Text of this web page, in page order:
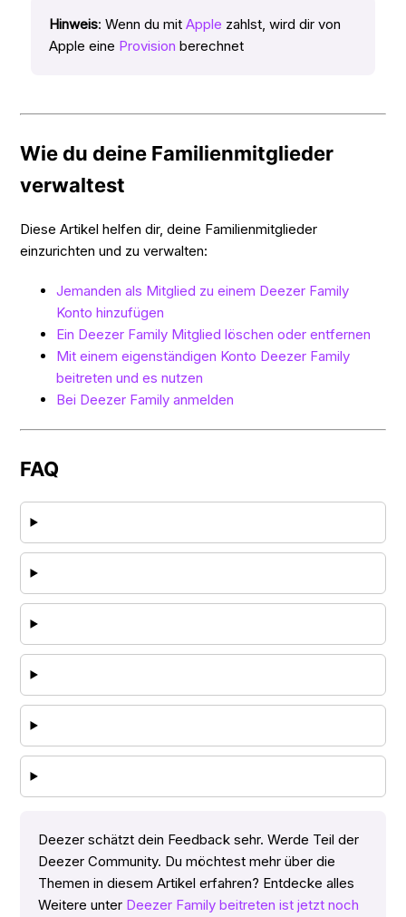
Hinweis: Wenn du mitApple zahlst, wird dir von
Apple eine Provision berechnet
Wie du deine Familienmitglieder
verwaltest
Diese Artikel helfen dir, deine Familienmitglieder
einzurichten und zu verwalten:
Jemanden als Mitglied zu einem Deezer Family
Konto hinzufügen
Ein Deezer Family Mitglied löschen oder entfernen
Mit einem eigenständigen Konto Deezer Family
beitreten und es nutzen
Bei Deezer Family anmelden
FAQ
Deezer schätzt dein Feedback sehr. Werde Teil der
Deezer Community. Du möchtest mehr über die
Themen in diesem Artikel erfahren? Entdecke alles
Weitere unter Deezer Family beitreten ist jetzt noch